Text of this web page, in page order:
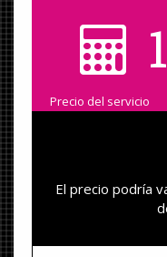
Precio del servicio
El precio podría